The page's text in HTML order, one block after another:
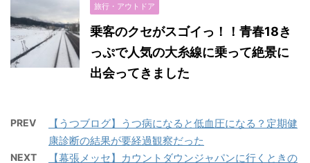
旅行・アウトドア
乗客のクセがスゴイっ！！青春18き
っぷで人気の大糸線に乗って絶景に
出会ってきました
PREV
【うつブログ】うつ病になると低血圧になる？定期健
康診断の結果が要経過観察だった
NEXT
【幕張メッセ】カウントダウンジャパンに行くときの